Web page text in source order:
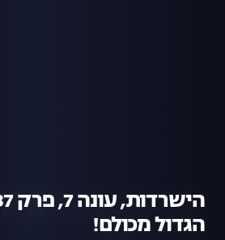
הגדול מכולם!